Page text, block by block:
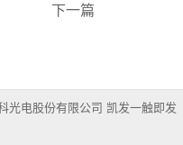
下一篇
光电股份有限公司 凯发一触即发